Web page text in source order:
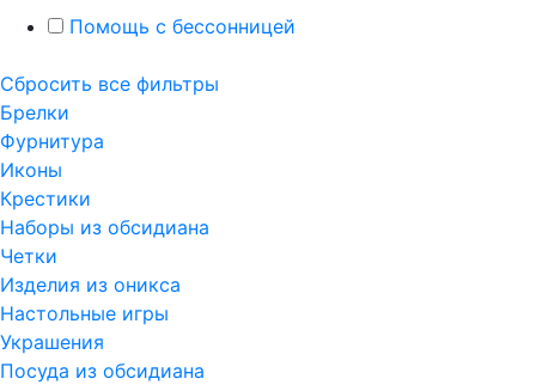
Помощь с бессонницей
Сбросить все фильтры
Брелки
Фурнитура
Иконы
Крестики
Наборы из обсидиана
Четки
Изделия из оникса
Настольные игры
Украшения
Посуда из обсидиана